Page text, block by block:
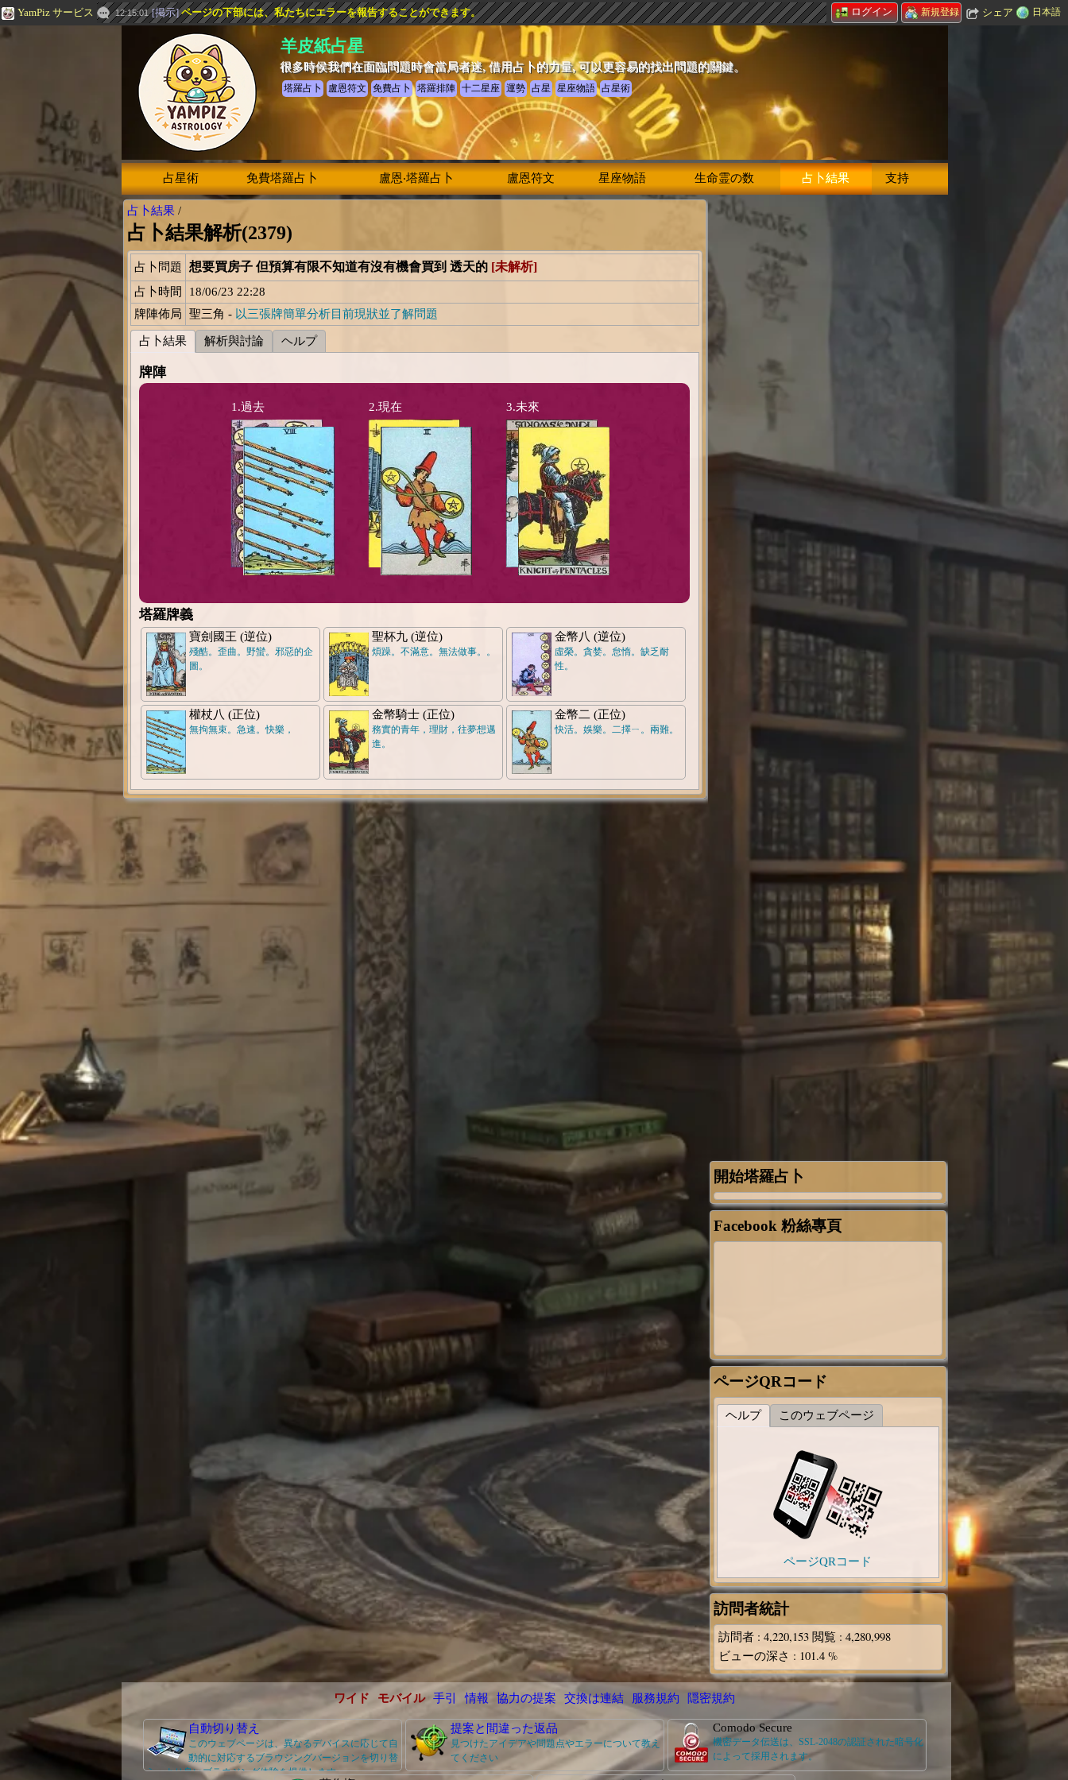
YamPiz サービス 12:15:01 [掲示]ページの下部には、私たちにエラーを報告することができます。 ログイン 新規登録 シェア 日本語
羊皮紙占星
很多時侯我們在面臨問題時會當局者迷, 借用占卜的力量, 可以更容易的找出問題的關鍵。
塔羅占卜 盧恩符文 免費占卜 塔羅排陣 十二星座 運勢 占星 星座物語 占星術
占星術 免費塔羅占卜 盧恩‧塔羅占卜 盧恩符文 星座物語 生命霊の数 占卜結果 支持
占卜結果/
占卜結果解析(2379)
占卜問題 想要買房子 但預算有限不知道有沒有機會買到 透天的 [未解析]
占卜時間
18/06/23 22:28
牌陣佈局
聖三角 - 以三張牌簡單分析目前現狀並了解問題
占卜結果 解析與討論 ヘルプ
牌陣
1.過去 2.現在 3.未來
塔羅牌義
寶劍國王 (逆位)
殘酷。歪曲。野蠻。邪惡的企
圖。
聖杯九 (逆位)
煩躁。不滿意。無法做事。。
金幣八 (逆位)
虛榮。貪婪。怠惰。缺乏耐
性。
權杖八 (正位)
無拘無束。急速。快樂，
金幣騎士 (正位)
務實的青年，理財，往夢想邁
進。
金幣二 (正位)
快活。娛樂。二擇ㄧ。兩難。
開始塔羅占卜
Facebook 粉絲專頁
ページQRコード
ヘルプ このウェブページ
ページQRコード
訪問者統計
訪問者: 4,220,153 閲覧: 4,280,998
ビューの深さ : 101.4 %
ワイド モバイル 手引 情報 協力の提案 交換は連結 服務規約 隠密規約
自動切り替え
このウェブページは、異なるデバイスに応じて自
動的に対応するブラウジングバージョンを切り替
え、より良いブラウジング体験を提供します。
提案と間違った返品
見つけたアイデアや問題点やエラーについて教え
てください
Comodo Secure
機密データ伝送は、SSL-2048の認証された暗号化
によって採用されます。